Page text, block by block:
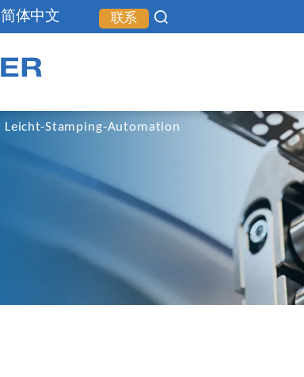
简体中文 联系
Leicht-Stamping-Automation